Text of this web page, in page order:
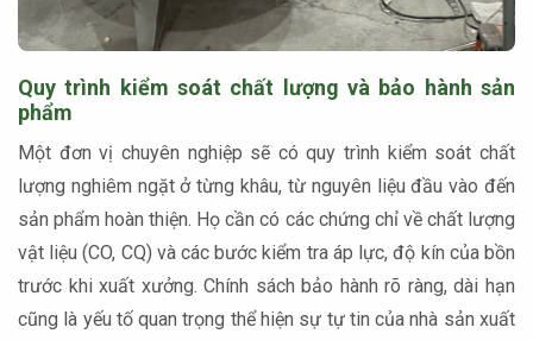
Quy trình kiểm soát chất lượng và bảo hành sản
phẩm
Một đơn vị chuyên nghiệp sẽ có quy trình kiểm soát chất
lượng nghiêm ngặt ở từng khâu, từ nguyên liệu đầu vào đến
sản phẩm hoàn thiện. Họ cần có các chứng chỉ về chất lượng
vật liệu (CO, CQ) và các bước kiểm tra áp lực, độ kín của bồn
trước khi xuất xưởng. Chính sách bảo hành rõ ràng, dài hạn
cũng là yếu tố quan trọng thể hiện sự tự tin của nhà sản xuất